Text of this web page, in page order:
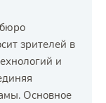
зрителей в
и
Основное